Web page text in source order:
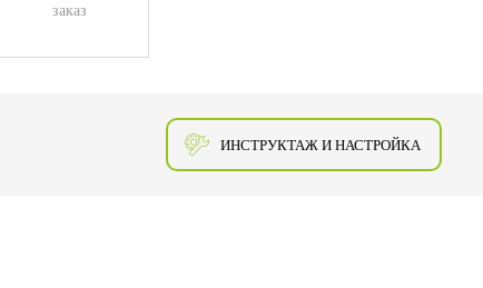
заказ
ИНСТРУКТАЖ И НАСТРОЙКА